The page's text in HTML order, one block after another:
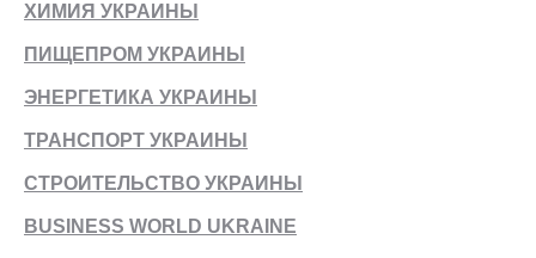
ХИМИЯ УКРАИНЫ
ПИЩЕПРОМ УКРАИНЫ
ЭНЕРГЕТИКА УКРАИНЫ
ТРАНСПОРТ УКРАИНЫ
СТРОИТЕЛЬСТВО УКРАИНЫ
BUSINESS WORLD UKRAINE